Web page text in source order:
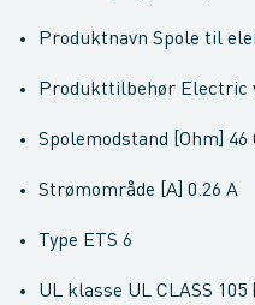
Produktnavn Spole til
Produkttilbehør Electric
Spolemodstand [Ohm] 46
Strømområde [A] 0.26 A
Type ETS 6
UL klasse UL CLASS 105